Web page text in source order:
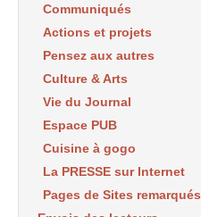
Communiqués
Actions et projets
Pensez aux autres
Culture & Arts
Vie du Journal
Espace PUB
Cuisine à gogo
La PRESSE sur Internet
Pages de Sites remarqués